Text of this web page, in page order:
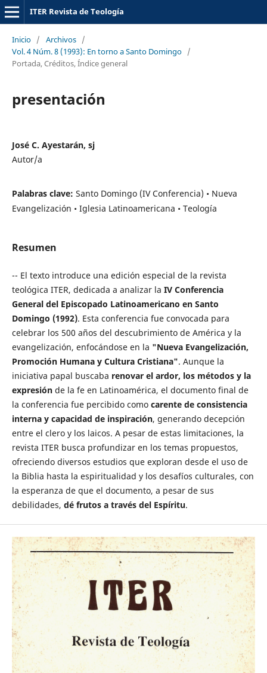
ITER Revista de Teología
Inicio / Archivos /
Vol. 4 Núm. 8 (1993): En torno a Santo Domingo /
Portada, Créditos, Índice general
presentación
José C. Ayestarán, sj
Autor/a
Palabras clave: Santo Domingo (IV Conferencia) • Nueva
Evangelización • Iglesia Latinoamericana • Teología
Resumen
-- El texto introduce una edición especial de la revista
teológica ITER, dedicada a analizar la IV Conferencia
General del Episcopado Latinoamericano en Santo
Domingo (1992). Esta conferencia fue convocada para
celebrar los 500 años del descubrimiento de América y la
evangelización, enfocándose en la "Nueva Evangelización,
Promoción Humana y Cultura Cristiana". Aunque la
iniciativa papal buscaba renovar el ardor, los métodos y la
expresiónde la fe en Latinoamérica, el documento final de
la conferencia fue percibido como carente de consistencia
interna y capacidad de inspiración, generando decepción
entre el clero y los laicos. A pesar de estas limitaciones, la
revista ITER busca profundizar en los temas propuestos,
ofreciendo diversos estudios que exploran desde el uso de
la Biblia hasta la espiritualidad y los desafíos culturales, con
la esperanza de que el documento, a pesar de sus
debilidades, dé frutos a través del Espíritu.